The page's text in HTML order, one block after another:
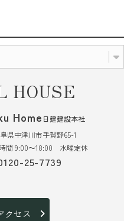
HOUSE
Home 日建建設本社
県中津川市手賀野65-1
間 9:00～18:00 水曜定休
25-7739
クセス